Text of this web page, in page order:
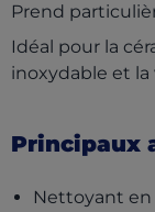
Prend
Idéal pour la
inoxydable et
Principaux
Nettoyant